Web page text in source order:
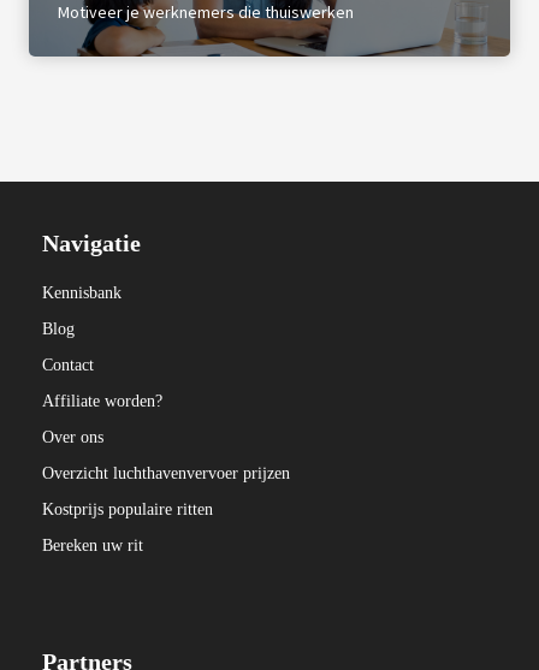
Motiveer je werknemers die thuiswerken
Navigatie
Kennisbank
Blog
Contact
Affiliate worden?
Over ons
Overzicht luchthavenvervoer prijzen
Kostprijs populaire ritten
Bereken uw rit
Partners